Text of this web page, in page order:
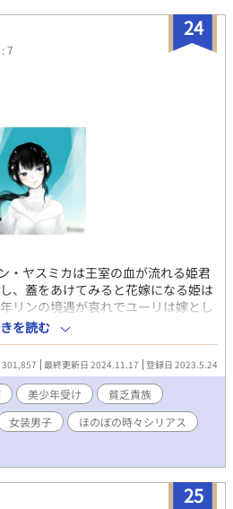
ました！ ※ BLoveさんの『パーティ
募していた作品に加筆したもので
24
7
・ヤスミカは王室の血が流れる姫君
、蓋をあけてみると花嫁になる姫は
リンの境遇が哀れでユーリは嫁とし
ひとよしな貴族の次男坊と訳あり花
を読む
301,857 最終更新日 2024.11.17 登録日 2023.5.24
美少年受け
貧乏貴族
女装男子
ほのぼの時々シリアス
25